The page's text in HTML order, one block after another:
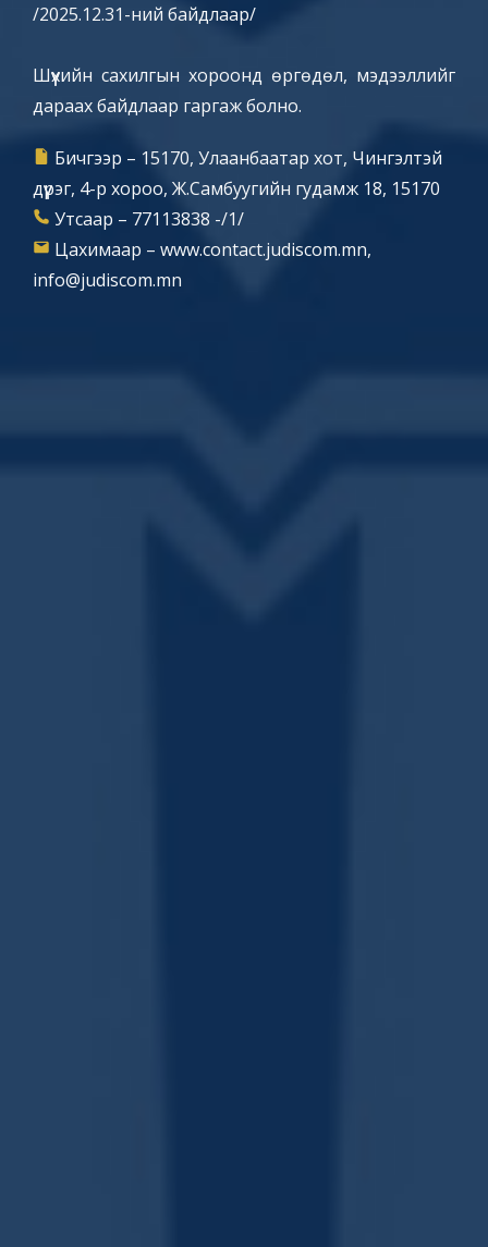
/2025.12.31-ний байдлаар/
Шүүхийн сахилгын хороонд өргөдөл, мэдээллийг
дараах байдлаар гаргаж болно.
Бичгээр – 15170, Улаанбаатар хот, Чингэлтэй
дүүрэг, 4-р хороо, Ж.Самбуугийн гудамж 18, 15170
Утсаар – 77113838 -/1/
Цахимаар – www.contact.judiscom.mn,
info@judiscom.mn